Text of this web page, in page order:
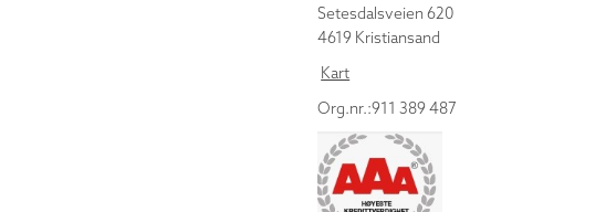
Setesdalsveien 620
4619 Kristiansand
Kart
Org.nr.:911 389 487